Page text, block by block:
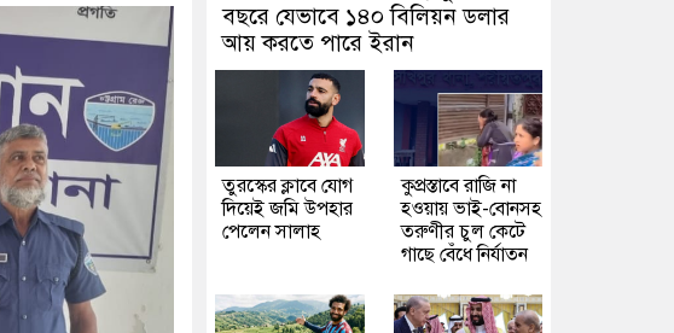
বছরে যেভাবে ১৪০ বিলিয়ন ডলার
আয় করতে পারে ইরান
তুরস্কের ক্লাবে যোগ
দিয়েই জমি উপহার
পেলেন সালাহ
কুপ্রস্তাবে রাজি না
হওয়ায় ভাই-বোনসহ
তরুণীর চুল কেটে
গাছে বেঁধে নির্যাতন